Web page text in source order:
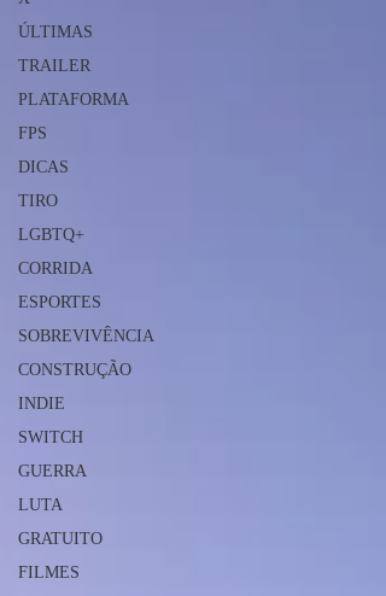
ÚLTIMAS
TRAILER
PLATAFORMA
FPS
DICAS
TIRO
LGBTQ+
CORRIDA
ESPORTES
SOBREVIVÊNCIA
CONSTRUÇÃO
INDIE
SWITCH
GUERRA
LUTA
GRATUITO
FILMES